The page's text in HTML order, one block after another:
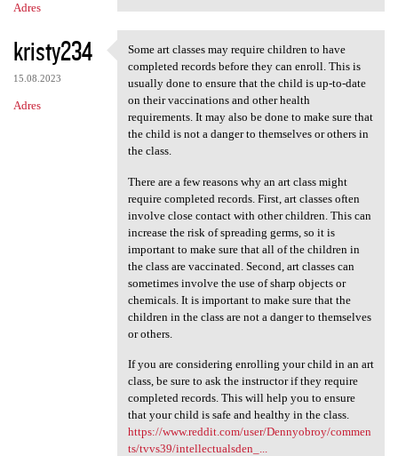
Adres
kristy234
15.08.2023
Adres
Some art classes may require
Some art classes may require children to have
completed records before they can enroll. This is
usually done to ensure that the child is up-to-date
on their vaccinations and other health
requirements. It may also be done to make sure that
the child is not a danger to themselves or others in
the class.
There are a few reasons why an art class might
require completed records. First, art classes often
involve close contact with other children. This can
increase the risk of spreading germs, so it is
important to make sure that all of the children in
the class are vaccinated. Second, art classes can
sometimes involve the use of sharp objects or
chemicals. It is important to make sure that the
children in the class are not a danger to themselves
or others.
If you are considering enrolling your child in an art
class, be sure to ask the instructor if they require
completed records. This will help you to ensure
that your child is safe and healthy in the class.
https://www.reddit.com/user/Dennyobroy/commen
ts/tvvs39/intellectualsden_...